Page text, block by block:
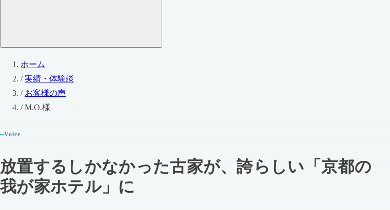
ホーム
/ 実績・体験談
/ お客様の声
/ M.O.様
Voice
放置するしかなかった古家が、誇らしい「京都の
我が家ホテル」に